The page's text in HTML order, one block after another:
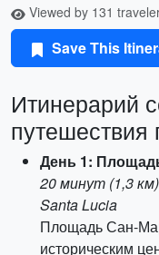
Viewed by 131
Save This
Итинерарий
День 1:
20 минут (1,3
Santa Lucia
Площадь Сан-
историческим